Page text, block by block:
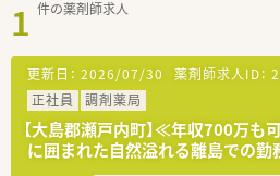
1 件の薬剤師求人
更新日： 2026/07/30 薬剤師求人ID：
正社員
調剤薬局
【大島郡瀬戸内町】≪年収700万
に囲まれた自然溢れる離島での勤